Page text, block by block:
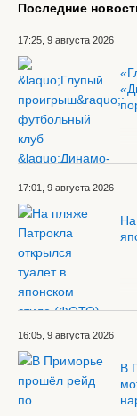
Последние
17:25, 9 августа 2026
17:01, 9 августа 2026
16:05, 9 августа 2026
В